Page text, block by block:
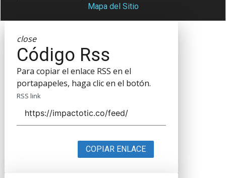
Mapa del Sitio
close
Código Rss
Para copiar el enlace RSS en el
portapapeles, haga clic en el botón.
RSS link
COPIAR ENLACE